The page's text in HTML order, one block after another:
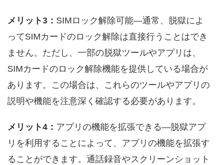
メリット3： SIMロック解除可能―通常、脱獄によ
ってSIMカードのロック解除は直接行うことはでき
ません。ただし、一部の脱獄ツールやアプリは、
SIMカードのロック解除機能を提供している場合が
あります。この場合は、これらのツールやアプリの
説明や機能を注意深く確認する必要があります。
メリット4： アプリの機能を拡張できる―脱獄アプ
リを利用することによって、アプリの機能を拡張す
ることができます。通話録音やスクリーンショット